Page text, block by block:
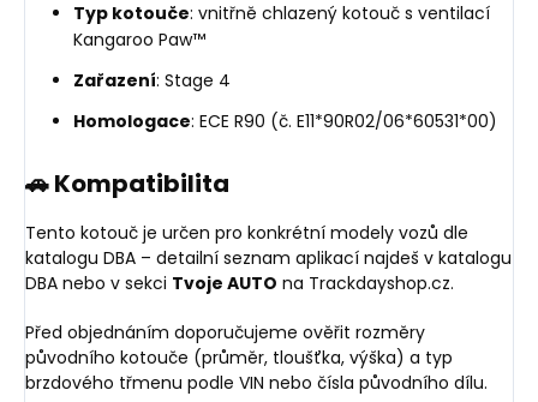
Typ kotouče: vnitřně chlazený kotouč s ventilací
Kangaroo Paw™
Zařazení: Stage 4
Homologace: ECE R90 (č. E11*90R02/06*60531*00)
🚗 Kompatibilita
Tento kotouč je určen pro konkrétní modely vozů dle
katalogu DBA – detailní seznam aplikací najdeš v katalogu
DBA nebo v sekci Tvoje AUTO na Trackdayshop.cz.
Před objednáním doporučujeme ověřit rozměry
původního kotouče (průměr, tloušťka, výška) a typ
brzdového třmenu podle VIN nebo čísla původního dílu.